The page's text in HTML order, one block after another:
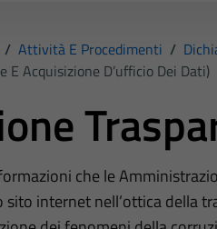
/ Attività E Procedimenti /
Acquisizione D’ufficio Dei Dati)
che le
internet nell’ottica della